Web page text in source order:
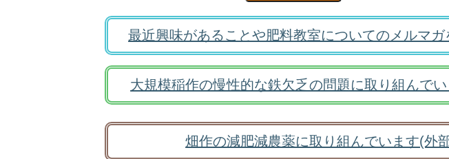
最近興味があることや肥料教室についてのメルマ
大規模稲作の慢性的な鉄欠乏の問題に取り組んで
畑作の減肥減農薬に取り組んでいます(外